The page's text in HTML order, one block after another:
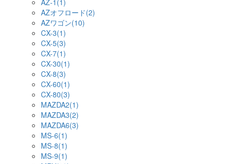
AZ-1(1)
AZオフロード(2)
AZワゴン(10)
CX-3(1)
CX-5(3)
CX-7(1)
CX-30(1)
CX-8(3)
CX-60(1)
CX-80(3)
MAZDA2(1)
MAZDA3(2)
MAZDA6(3)
MS-6(1)
MS-8(1)
MS-9(1)